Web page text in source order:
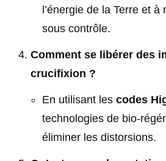
l’énergie de la Terre et à
sous contrôle.
Comment se libérer des
crucifixion ?
En utilisant les codes
technologies de bio-
éliminer les distorsions.